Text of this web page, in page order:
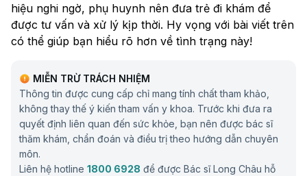
hiệu nghi ngờ, phụ huynh nên đưa trẻ đi khám để
được tư vấn và xử lý kịp thời. Hy vọng với bài viết trên
có thể giúp bạn hiểu rõ hơn về tình trạng này!
MIỄN TRỪ TRÁCH NHIỆM
Thông tin được cung cấp chỉ mang tính chất tham khảo,
không thay thế ý kiến tham vấn y khoa. Trước khi đưa ra
quyết định liên quan đến sức khỏe, bạn nên được bác sĩ
thăm khám, chẩn đoán và điều trị theo hướng dẫn chuyên
môn.
Liên hệ hotline 1800 6928 để được Bác sĩ Long Châu hỗ